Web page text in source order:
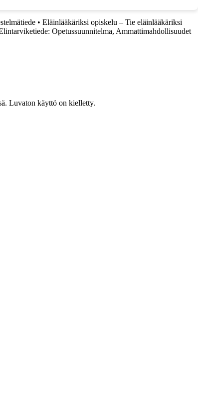
• Eläinlääkäriksi opiskelu – Tie eläinlääkäriksi
Opetussuunnitelma, Ammattimahdollisuudet
Luvaton käyttö on kielletty.